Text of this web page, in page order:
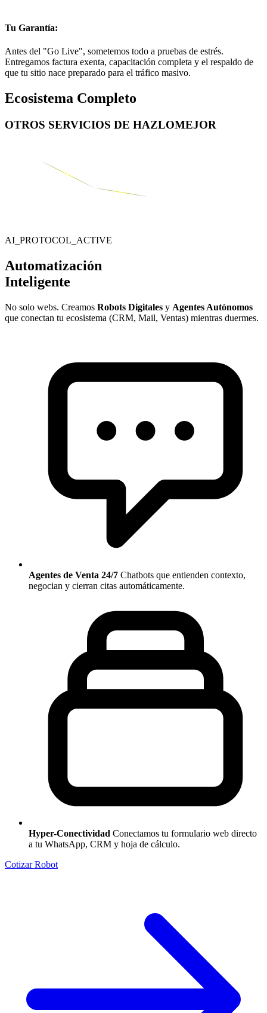
Tu Garantía:
Antes del "Go Live", sometemos todo a pruebas de estrés.
Entregamos factura exenta, capacitación completa y el respaldo de
que tu sitio nace preparado para el tráfico masivo.
Ecosistema Completo
OTROS SERVICIOS DE HAZLOMEJOR
AI_PROTOCOL_ACTIVE
Automatización
Inteligente
No solo webs. Creamos Robots Digitales y Agentes Autónomos
que conectan tu ecosistema (CRM, Mail, Ventas) mientras duermes.
Agentes de Venta 24/7 Chatbots que entienden contexto,
negocian y cierran citas automáticamente.
Hyper-Conectividad Conectamos tu formulario web directo
a tu WhatsApp, CRM y hoja de cálculo.
Cotizar Robot